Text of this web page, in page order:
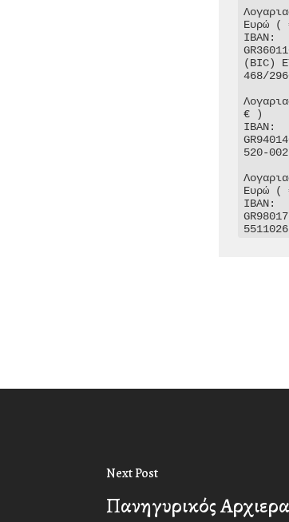
Ευρώ (
IBAN:
(BIC)
468/
€ )
IBAN:
520-
Ευρώ (
IBAN:
Next Post
Πανηγυρικός